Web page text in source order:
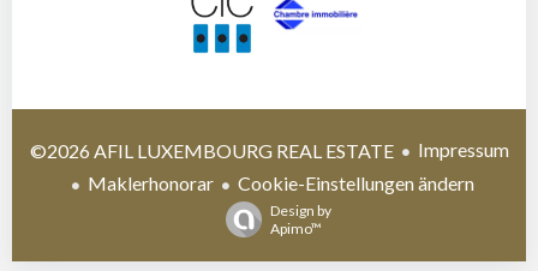
©2026 AFIL LUXEMBOURG REAL ESTATE
Impressum
Maklerhonorar
Cookie-Einstellungen ändern
Design by
Apimo™